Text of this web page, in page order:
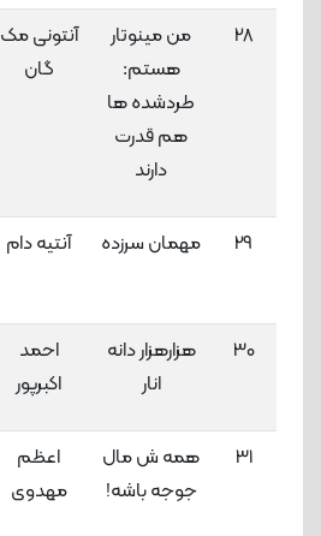
28
من مینوتار
هستم:
طردشده ها
هم قدرت
دارند
آنتونی مک
گان
29 مهمان سرزده آنتیه دام
30
هزارهزار دانه
انار
احمد
اکبرپور
31
همه ش مال
جوجه باشه!
اعظم
مهدوی